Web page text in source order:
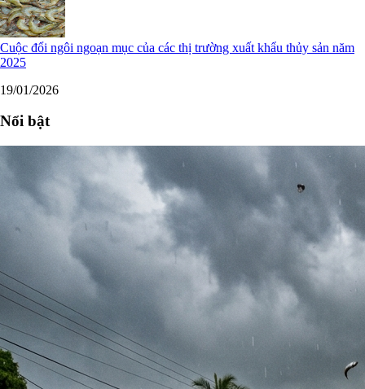
Cuộc đổi ngôi ngoạn mục của các thị trường xuất khẩu thủy sản năm
2025
19/01/2026
Nổi bật